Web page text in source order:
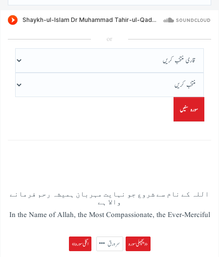
or
سورہ سنیں
اللہ کے نام سے شروع جو نہایت مہربان ہمیشہ رحم فرمانے
والا ہے
In the Name of Allah, the Most Compassionate, the Ever-Merciful
پچھلی سورہ » سرورق « اگلی سورہ